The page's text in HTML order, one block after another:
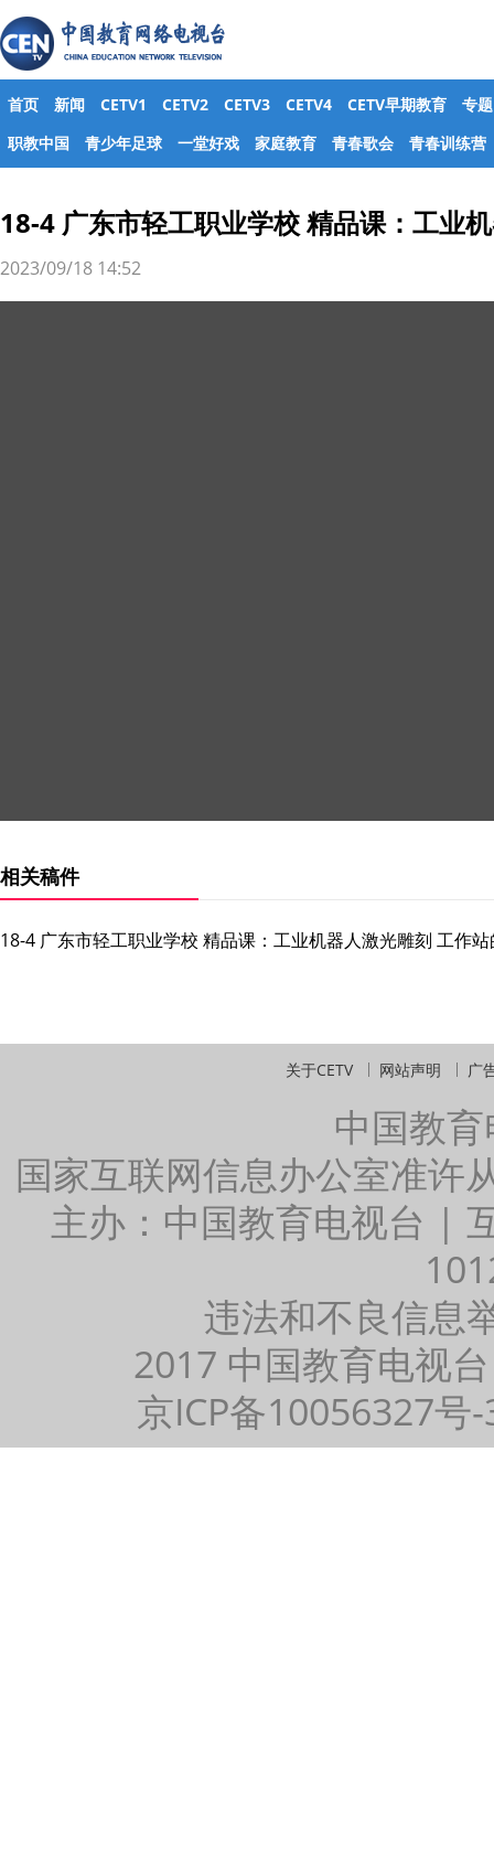
首页 新闻 CETV1 CETV2 CETV3 CETV4 CETV早期教育
专题
职教中国
青少年足球 一堂好戏 家庭教育 青春歌会 青春训练营
18-4 广东市轻工职业学校 精品课：工业
2023/09/18 14:52
相关稿件
18-4 广东市轻工职业学校 精品课：工业机器人激光雕刻 工作
关于CETV 网站声明 广
中国教
国家互联网信息办公室准许
主办：中国教育电视台 |
违法和不良信息
2017 中国教育电视
京ICP备10056327号